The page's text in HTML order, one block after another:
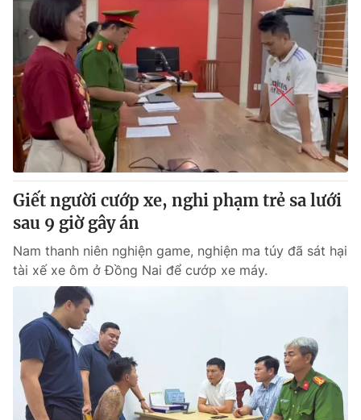
Giết người cướp xe, nghi phạm trẻ sa lưới
sau 9 giờ gây án
Nam thanh niên nghiện game, nghiện ma túy đã sát hại
tài xế xe ôm ở Đồng Nai để cướp xe máy.